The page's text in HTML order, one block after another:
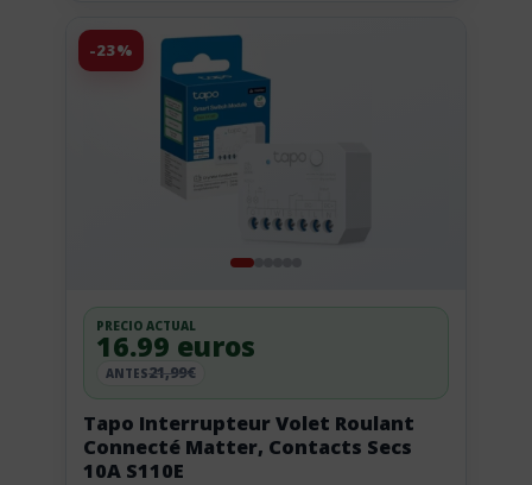
-23%
Tapo Interrupteur Volet Roulant
Connecté Matter, Contacts Secs
10A S110E
PRECIO ACTUAL
16.99 euros
ANTES21,99€